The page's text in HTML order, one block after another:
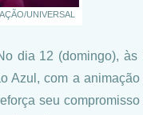
UNIVERSAL
dia 12 (domingo), às
Azul, com a animação
seu compromisso